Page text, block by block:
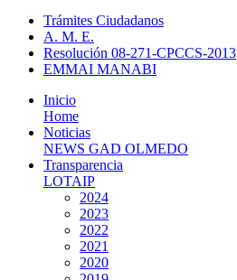
Trámites Ciudadanos
A. M. E.
Resolución 08-271-CPCCS-2013
EMMAI MANABI
Inicio
Home
Noticias
NEWS GAD OLMEDO
Transparencia
LOTAIP
2024
2023
2022
2021
2020